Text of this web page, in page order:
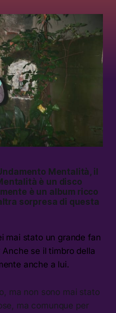
Mentalità, il
è un disco
è un album ricco
sorpresa di questa
mai stato un grande fan
se il timbro della
anche a lui.
ma non sono mai stato
ma comunque per